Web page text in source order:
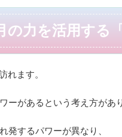
の力を活用する
れます。
ーがあるという考え方があり
発するパワーが異なり、